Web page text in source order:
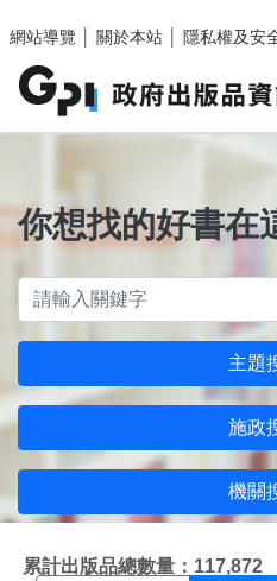
網站導覽
關於本站 隱私權及安
你想找的好書在
主題
施政
機關
累計出版品總數量：117,872
施政搜尋結